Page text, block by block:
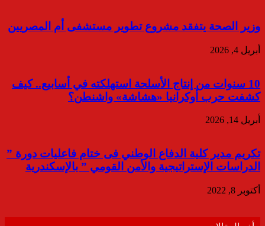
وزير الصحة يتفقد مشروع تطوير مستشفى أم المصريين
أبريل 4, 2026
10 سنوات من إنتاج الأسلحة استهلكته في أسابيع.. كيف
كشفت حرب أوكرانيا «هشاشة» واشنطن؟
أبريل 14, 2026
تكريم مدير كلية الدفاع الوطني فى ختام فاعليات دورة ”
الدراسات الإستراتيجية والأمن القومي ” بالإسكندرية
أكتوبر 8, 2022